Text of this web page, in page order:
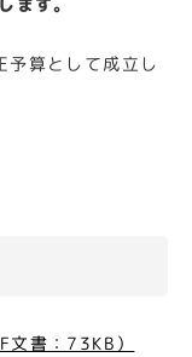
予算として成立し
書：73KB）